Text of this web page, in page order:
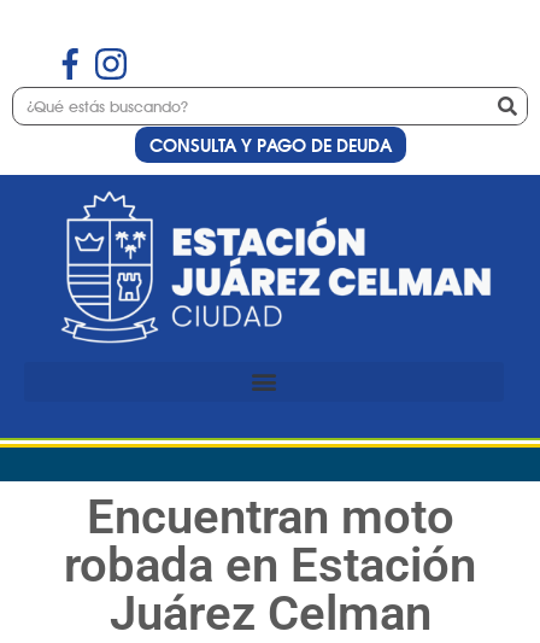
CONSULTA Y PAGO DE DEUDA
Encuentran moto
robada en Estación
Juárez Celman